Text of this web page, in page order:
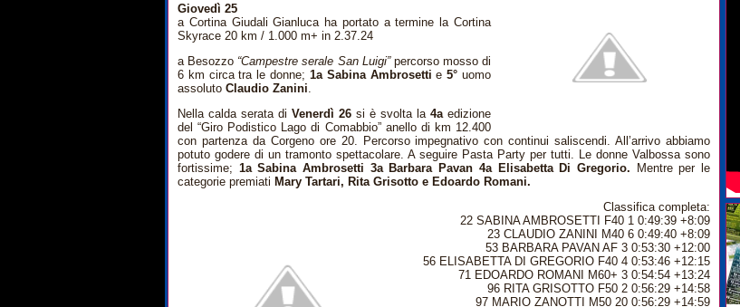
Giovedì 25
a Cortina Giudali Gianluca ha portato a termine la Cortina
Skyrace 20 km / 1.000 m+ in 2.37.24
a Besozzo “Campestre serale San Luigi” percorso mosso di
6 km circa tra le donne; 1a Sabina Ambrosetti e5° uomo
assoluto Claudio Zanini.
Nella calda serata di Venerdì 26 si è svolta la 4a edizione
del “Giro Podistico Lago di Comabbio” anello di km 12.400
con partenza da Corgeno ore 20. Percorso impegnativo con continui saliscendi. All’arrivo abbiamo
potuto godere di un tramonto spettacolare. A seguire Pasta Party per tutti. Le donne Valbossa sono
fortissime; 1a Sabina Ambrosetti 3a Barbara Pavan 4a Elisabetta Di Gregorio. Mentre per le
categorie premiati Mary Tartari, Rita Grisotto e Edoardo Romani.
Classifica completa:
22 SABINA AMBROSETTI F40 1 0:49:39 +8:09
23 CLAUDIO ZANINI M40 6 0:49:40 +8:09
53 BARBARA PAVAN AF 3 0:53:30 +12:00
56 ELISABETTA DI GREGORIO F40 4 0:53:46 +12:15
71 EDOARDO ROMANI M60+ 3 0:54:54 +13:24
96 RITA GRISOTTO F50 2 0:56:29 +14:58
97 MARIO ZANOTTI M50 20 0:56:29 +14:59